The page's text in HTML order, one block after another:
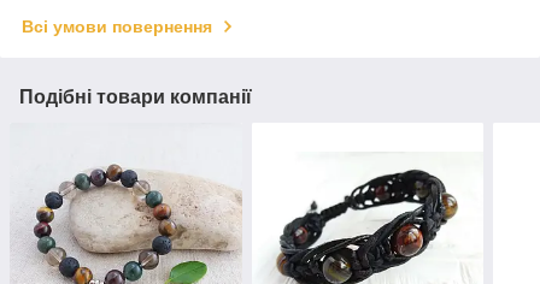
Всі умови повернення
Подібні товари компанії